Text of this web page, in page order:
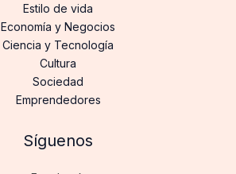
Estilo de vida
Economía y Negocios
Ciencia y Tecnología
Cultura
Sociedad
Emprendedores
Síguenos